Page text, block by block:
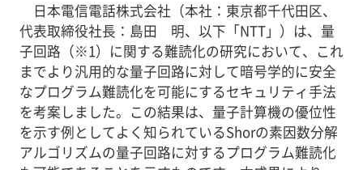
日本電信電話株式会社（本社：東京都千代田区、
代表取締役社長：島田 明、以下「NTT」）は、量
子回路（※1）に関する難読化の研究において、これ
までより汎用的な量子回路に対して暗号学的に安全
なプログラム難読化を可能にするセキュリティ手法
を考案しました。この結果は、量子計算機の優位性
を示す例としてよく知られているShorの素因数分解
アルゴリズムの量子回路に対するプログラム難読化